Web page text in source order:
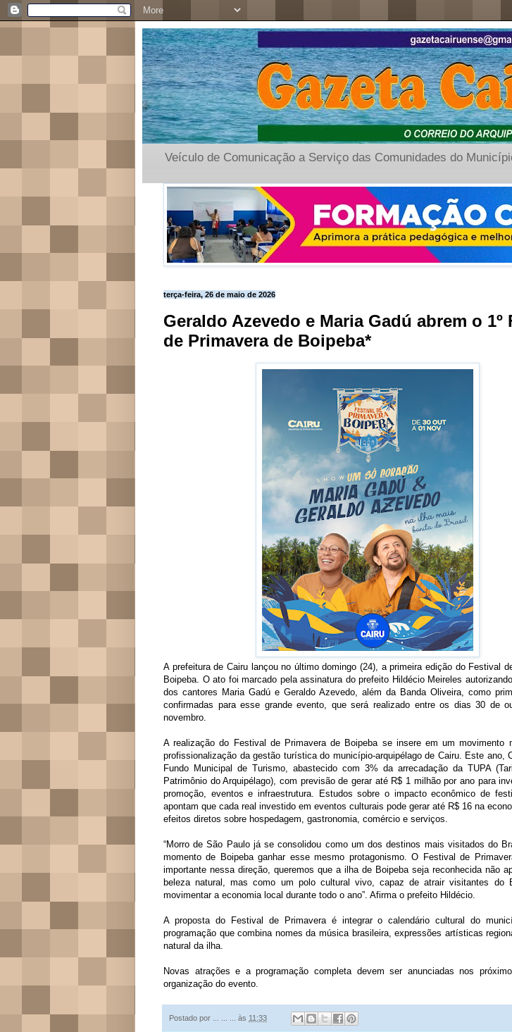
Veículo de Comunicação a Serviço das Comunidades do
terça-feira, 26 de maio de 2026
Geraldo Azevedo e Maria Gadú abrem o 1º
de Primavera de Boipeba*
A prefeitura de Cairu lançou no último domingo (24), a primeira edição do Festival
Boipeba. O ato foi marcado pela assinatura do prefeito Hildécio Meireles
dos cantores Maria Gadú e Geraldo Azevedo, além da Banda Oliveira, como
confirmadas para esse grande evento, que será realizado entre os dias 30 de
novembro.
A realização do Festival de Primavera de Boipeba se insere em um movimento
profissionalização da gestão turística do município-arquipélago de Cairu. Este ano,
Fundo Municipal de Turismo, abastecido com 3% da arrecadação da TUPA
Patrimônio do Arquipélago), com previsão de gerar até R$ 1 milhão por ano para
promoção, eventos e infraestrutura. Estudos sobre o impacto econômico de
apontam que cada real investido em eventos culturais pode gerar até R$ 16 na
efeitos diretos sobre hospedagem, gastronomia, comércio e serviços.
“Morro de São Paulo já se consolidou como um dos destinos mais visitados do
momento de Boipeba ganhar esse mesmo protagonismo. O Festival de
importante nessa direção, queremos que a ilha de Boipeba seja reconhecida não
beleza natural, mas como um polo cultural vivo, capaz de atrair visitantes do
movimentar a economia local durante todo o ano”. Afirma o prefeito Hildécio.
A proposta do Festival de Primavera é integrar o calendário cultural do
programação que combina nomes da música brasileira, expressões artísticas
natural da ilha.
Novas atrações e a programação completa devem ser anunciadas nos
organização do evento.
Postado por às 11:33